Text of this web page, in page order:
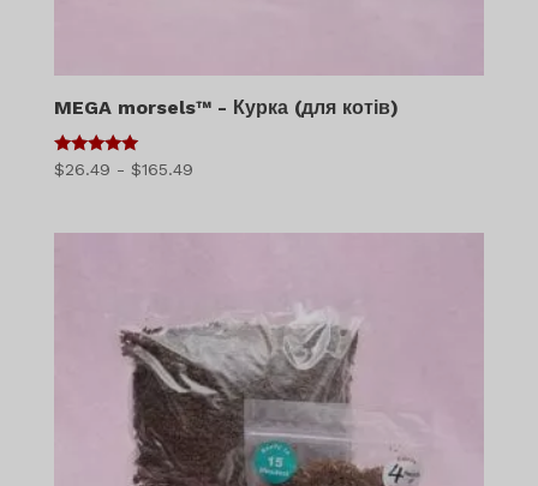
MEGA morsels™ - Курка (для котів)
5
з 5
$26.49 - $165.49Діапазон